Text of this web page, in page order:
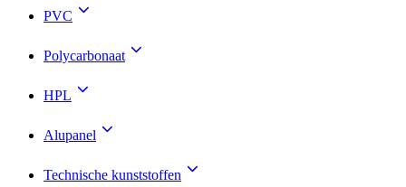
PVC
Polycarbonaat
HPL
Alupanel
Technische kunststoffen